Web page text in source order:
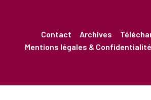
Contact Archives
Mentions légales & Confidentialité